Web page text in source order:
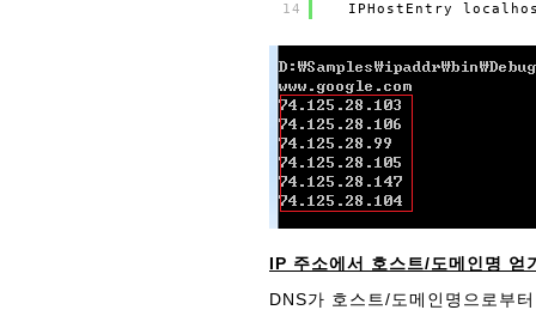
14
IPHostEntry
IP 주소에서 호스트/도메인명 얻
DNS가 호스트/도메인명으로부